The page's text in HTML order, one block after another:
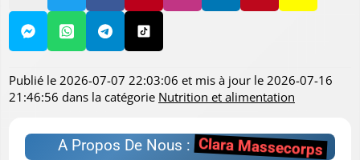
Publié le 2026-07-07 22:03:06 et mis à jour le 2026-07-16
21:46:56 dans la catégorie Nutrition et alimentation
A Propos De Nous :Clara Massecorps